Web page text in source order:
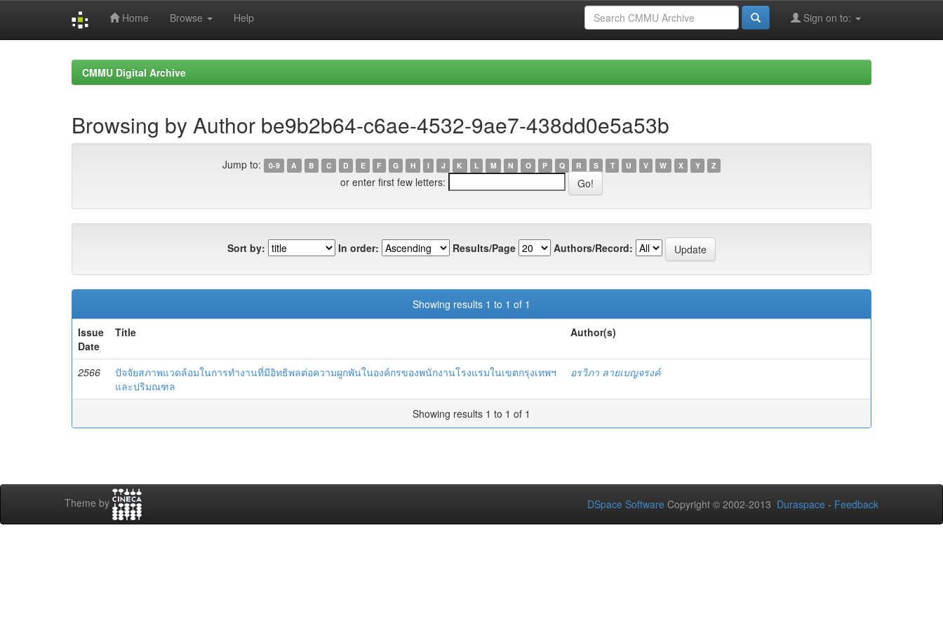
Home Browse Help Sign on to:
CMMU Digital Archive
Browsing by Author be9b2b64-c6ae-4532-9ae7-438dd0e5a53b
Jump to: 0-9 A B C D E F G H I J K L M N O P Q R S T U V W X Y Z
or enter first few letters:
Sort by: In order: Results/Page Authors/Record:
Showing results 1 to 1 of 1
Issue
Date
Title Author(s)
2566
ปัจจัยสภาพแวดล้อมในการทำงานที่มีอิทธิพลต่อความผูกพันในองค์กรของพนักงานโรงแรมในเขตกรุงเทพฯ
และปริมณฑล
อรวิภา ลายเบญจรงค์
Showing results 1 to 1 of 1
Theme by DSpace Software Copyright © 2002-2013 Duraspace - Feedback